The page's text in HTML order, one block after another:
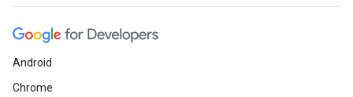
Android
Chrome